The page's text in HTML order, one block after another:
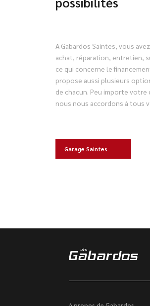
A Gabardos Saintes, vous
achat, réparation, entretien,
ce qui concerne le
propose aussi plusieurs
de chacun. Peu importe
nous nous accordons à tous
Garage Saintes